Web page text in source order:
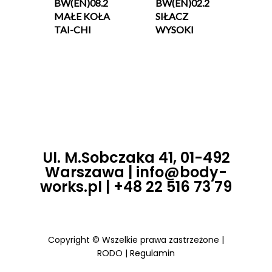
BW(EN)08.2
MAŁE KOŁA
TAI-CHI
BW(EN)02.2
SIŁACZ
WYSOKI
Ul. M.Sobczaka 41, 01-492
Warszawa | info@body-
works.pl | +48 22 516 73 79
Copyright © Wszelkie prawa zastrzeżone |
RODO | Regulamin